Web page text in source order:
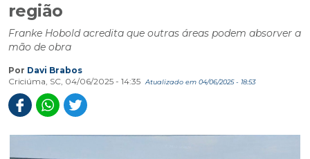
região
Franke Hobold acredita que outras áreas podem absorver a
mão de obra
Por Davi Brabos
Criciúma, SC, 04/06/2025 - 14:35
Atualizado em 04/06/2025 - 18:53